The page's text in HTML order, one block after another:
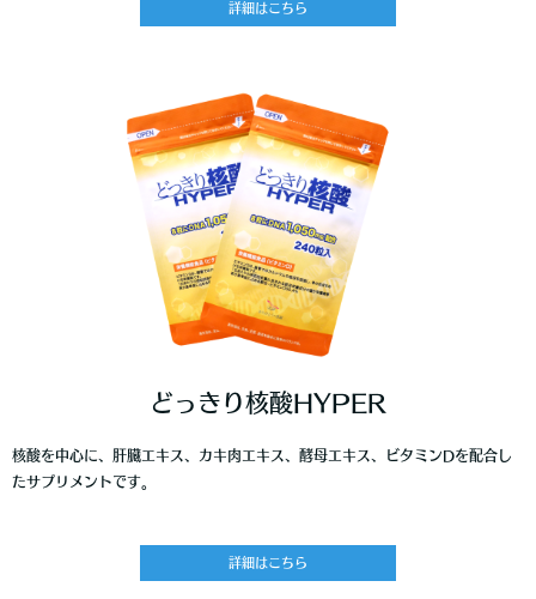
詳細はこちら
どっきり核酸HYPER
核酸を中心に、肝臓エキス、カキ肉エキス、酵母エキス、ビタミンDを配合し
たサプリメントです
詳細はこちら